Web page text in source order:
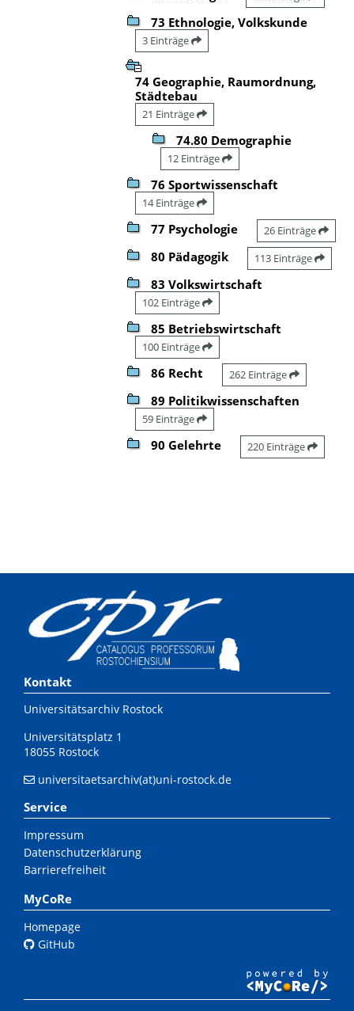
73 Ethnologie, Volkskunde
3 Einträge
74 Geographie, Raumordnung,
Städtebau
21 Einträge
74.80 Demographie
12 Einträge
76 Sportwissenschaft
14 Einträge
77 Psychologie 26 Einträge
80 Pädagogik 113 Einträge
83 Volkswirtschaft
102 Einträge
85 Betriebswirtschaft
100 Einträge
86 Recht 262 Einträge
89 Politikwissenschaften
59 Einträge
90 Gelehrte 220 Einträge
Kontakt
Universitätsarchiv Rostock
Universitätsplatz 1
18055 Rostock
universitaetsarchiv(at)uni-rostock.de
Service
Impressum
Datenschutzerklärung
Barrierefreiheit
MyCoRe
Homepage
GitHub